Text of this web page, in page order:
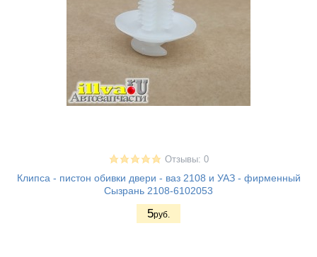
Отзывы: 0
Клипса - пистон обивки двери - ваз 2108 и УАЗ - фирменный
Сызрань 2108-6102053
5руб.